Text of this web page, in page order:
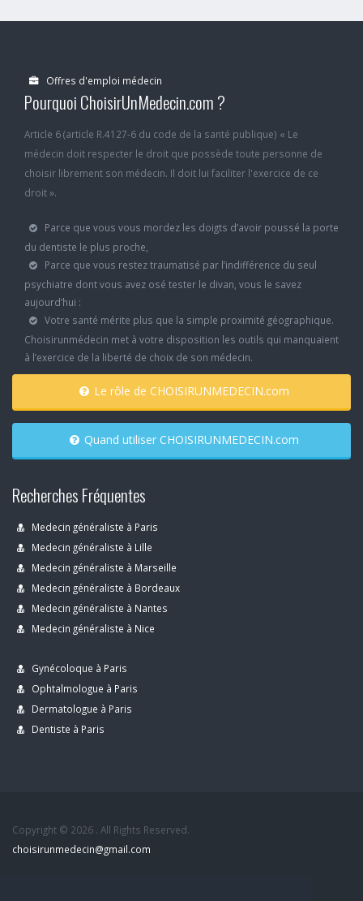
Offres d'emploi médecin
Pourquoi ChoisirUnMedecin.com ?
Article 6 (article R.4127-6 du code de la santé publique) « Le
médecin doit respecter le droit que possède toute personne de
choisir librement son médecin. Il doit lui faciliter l'exercice de ce
droit ».
Parce que vous vous mordez les doigts d’avoir poussé la porte
du dentiste le plus proche,
Parce que vous restez traumatisé par l’indifférence du seul
psychiatre dont vous avez osé tester le divan, vous le savez
aujourd’hui :
Votre santé mérite plus que la simple proximité géographique.
Choisirunmédecin met à votre disposition les outils qui manquaient
à l’exercice de la liberté de choix de son médecin.
Le rôle de CHOISIRUNMEDECIN.com
Quand utiliser CHOISIRUNMEDECIN.com
Recherches Fréquentes
Medecin généraliste à Paris
Medecin généraliste à Lille
Medecin généraliste à Marseille
Medecin généraliste à Bordeaux
Medecin généraliste à Nantes
Medecin généraliste à Nice
Gynécoloque à Paris
Ophtalmologue à Paris
Dermatologue à Paris
Dentiste à Paris
Copyright © 2026 . All Rights Reserved.
choisirunmedecin@gmail.com